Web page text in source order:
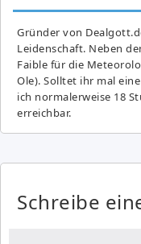
Gründer von
Leidenschaft. Neben
Fai­ble für die
Ole). Solltet ihr mal
ich normalerweise 18
erreichbar.
Schreibe